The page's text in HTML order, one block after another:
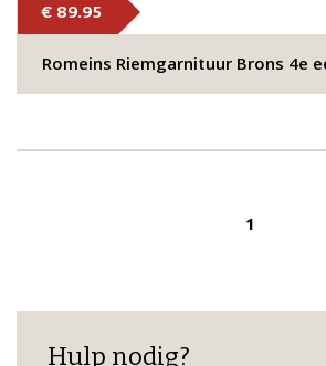
€ 89.95
Romeins Riemgarnituur Brons 4e
1
Hulp nodig?